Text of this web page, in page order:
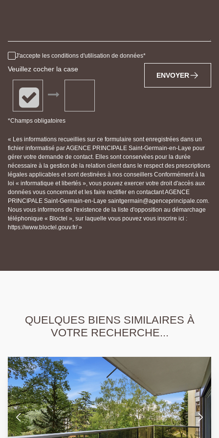
J'accepte les conditions d'utilisation de données
Veuillez cocher la case
*Champs obligatoires
ENVOYER
« Les informations recueillies sur ce formulaire sont enregistrées dans un
fichier informatisé par AGENCE PRINCIPALE Saint-Germain-en-Laye pour
gérer votre demande de contact. Elles sont conservées pour la durée
nécessaire à la gestion de la relation client dans le respect des prescriptions
légales applicables et sont destinées à nos conseillers Conformément à la
loi « informatique et libertés », vous pouvez exercer votre droit d'accès aux
données vous concernant et les faire rectifier en contactant AGENCE
PRINCIPALE Saint-Germain-en-Laye saintgermain@agenceprincipale.com.
Nous vous informons de l'existence de la liste d'opposition au démarchage
téléphonique « Bloctel », sur laquelle vous pouvez vous inscrire ici :
https://www.bloctel.gouv.fr/ »
QUELQUES BIENS SIMILAIRES À
VOTRE RECHERCHE...